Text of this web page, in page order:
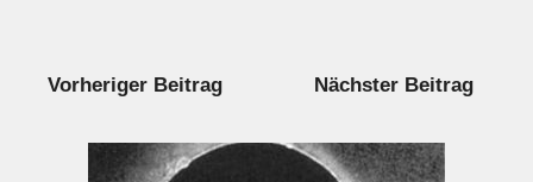
Vorheriger Beitrag Nächster Beitrag